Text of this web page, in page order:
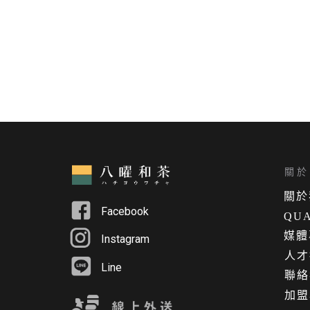
Facebook
人
Instagram
關
關 於
媒
Line
聯
加